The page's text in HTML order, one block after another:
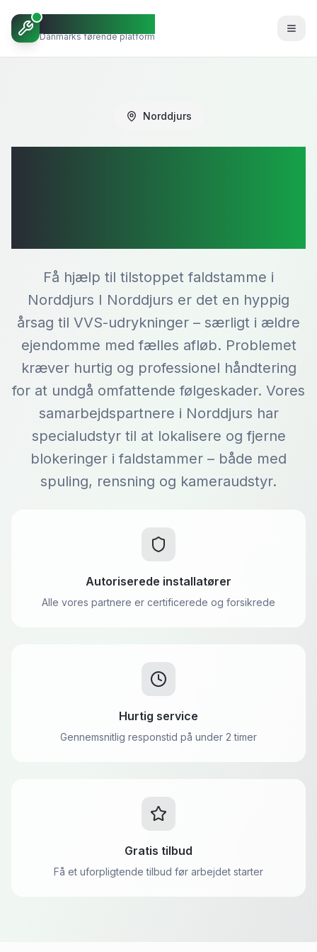
VVSBob
Danmarks førende platform
Norddjurs
Få hjælp til tilstoppet faldstamme i
Norddjurs I Norddjurs er det en hyppig
årsag til VVS-udrykninger – særligt i ældre
ejendomme med fælles afløb. Problemet
kræver hurtig og professionel håndtering
for at undgå omfattende følgeskader. Vores
samarbejdspartnere i Norddjurs har
specialudstyr til at lokalisere og fjerne
blokeringer i faldstammer – både med
spuling, rensning og kameraudstyr.
Autoriserede installatører
Alle vores partnere er certificerede og forsikrede
Hurtig service
Gennemsnitlig responstid på under 2 timer
Gratis tilbud
Få et uforpligtende tilbud før arbejdet starter